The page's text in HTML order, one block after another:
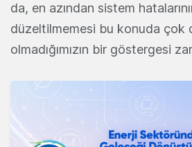
da, en azından sistem
düzeltilmemesi bu konuda çok
olmadığımızın bir göstergesi